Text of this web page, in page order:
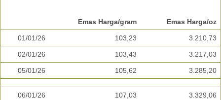
Emas Harga/gram Emas Harga/oz
01/01/26 103,23 3.210,73
02/01/26 103,43 3.217,03
05/01/26 105,62 3.285,20
06/01/26 107,03 3.329,06